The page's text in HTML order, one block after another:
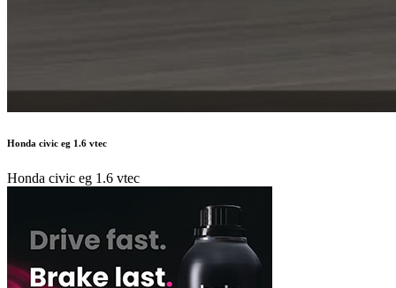
Honda civic eg 1.6 vtec
Honda civic eg 1.6 vtec